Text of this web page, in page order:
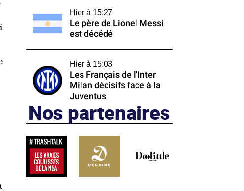
Hier à 15:27
Le père de Lionel Messi
est décédé
Hier à 15:03
Les Français de l'Inter
Milan décisifs face à la
Juventus
Nos partenaires